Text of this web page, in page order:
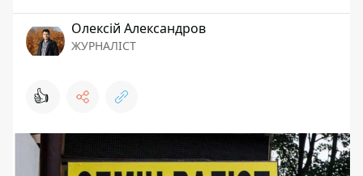
Олексій Александров
ЖУРНАЛІСТ
👍